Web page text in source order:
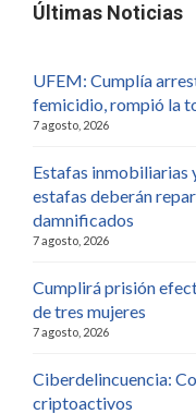
Últimas Noticias
UFEM: Cumplía
femicidio, rompió la
7 agosto, 2026
Estafas inmobiliarias
estafas deberán
damnificados
7 agosto, 2026
Cumplirá prisión
de tres mujeres
7 agosto, 2026
Ciberdelincuencia:
criptoactivos